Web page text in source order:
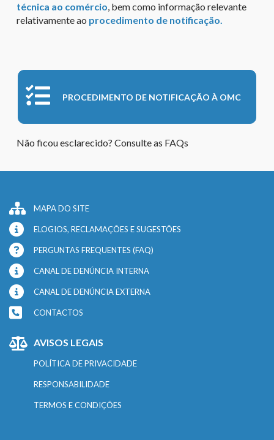
técnica ao comércio, bem como informação relevante
relativamente ao procedimento de notificação.
PROCEDIMENTO DE NOTIFICAÇÃO À OMC
Não ficou esclarecido? Consulte as FAQs
MAPA DO SITE
ELOGIOS, RECLAMAÇÕES E SUGESTÕES
PERGUNTAS FREQUENTES (FAQ)
CANAL DE DENÚNCIA INTERNA
CANAL DE DENÚNCIA EXTERNA
CONTACTOS
AVISOS LEGAIS
POLÍTICA DE PRIVACIDADE
RESPONSABILIDADE
TERMOS E CONDIÇÕES